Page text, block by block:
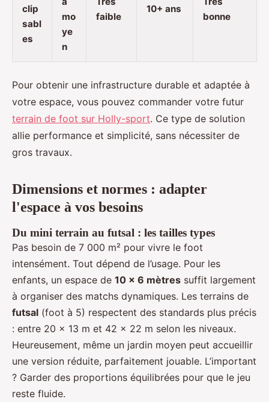
clip
sabl
es
mo
ye
n
faible
10+ ans
bonne
Pour obtenir une infrastructure durable et adaptée à
votre espace, vous pouvez commander votre futur
terrain de foot sur Holly-sport. Ce type de solution
allie performance et simplicité, sans nécessiter de
gros travaux.
Dimensions et normes : adapter
l'espace à vos besoins
Du mini terrain au futsal : les tailles types
Pas besoin de 7 000 m² pour vivre le foot
intensément. Tout dépend de l’usage. Pour les
enfants, un espace de 10 x 6 mètres suffit largement
à organiser des matchs dynamiques. Les terrains de
futsal (foot à 5) respectent des standards plus précis
: entre 20 x 13 m et 42 x 22 m selon les niveaux.
Heureusement, même un jardin moyen peut accueillir
une version réduite, parfaitement jouable. L’important
? Garder des proportions équilibrées pour que le jeu
reste fluide.